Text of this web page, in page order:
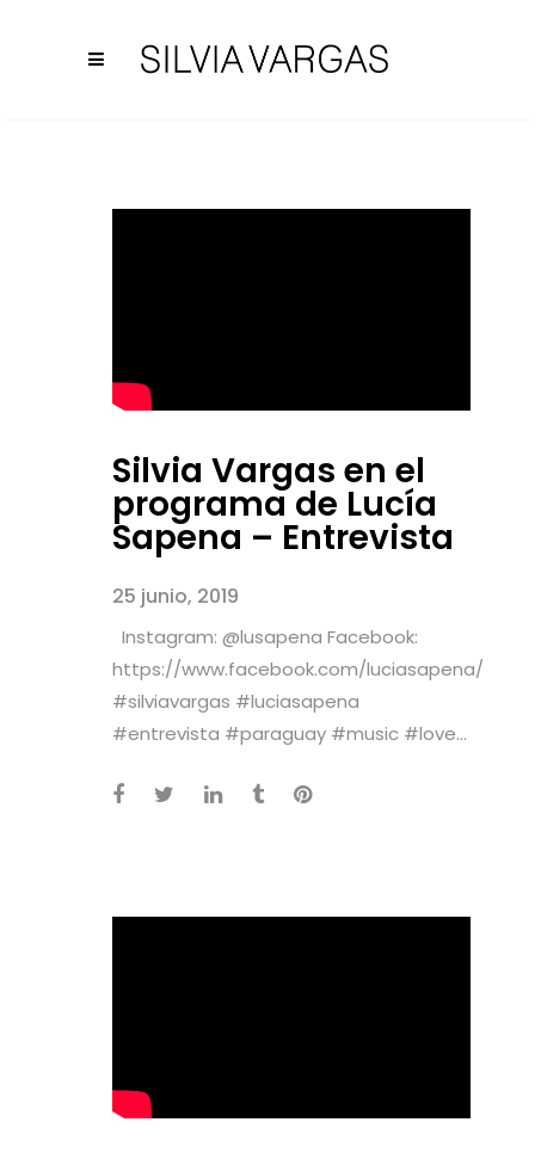
Silvia Vargas en el
programa de Lucía
Sapena – Entrevista
25 junio, 2019
Instagram: @lusapena Facebook:
https://www.facebook.com/luciasapena/
#silviavargas #luciasapena
#entrevista #paraguay #music #love...